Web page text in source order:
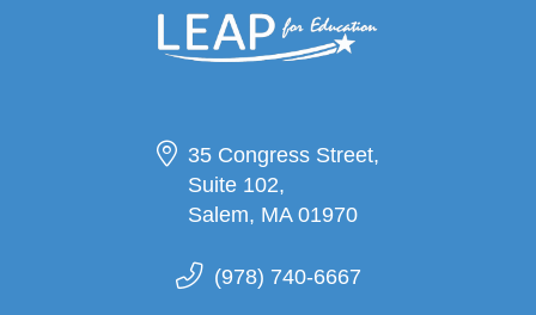
35 Congress Street,
Suite 102,
Salem, MA 01970
(978) 740-6667